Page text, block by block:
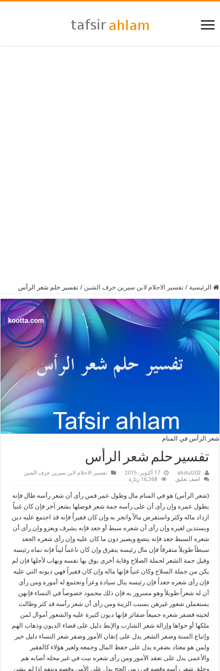
الرئيسية / تفسير الاحلام لابن سيرين حرف الشين / تفسير حلم شعر الرأس
شعر الرأس في المنام
تفسير حلم شعر الرأس
abdul202 17 أكتوبر، 2015
تفسير الاحلام لابن سيرين حرف الشين
اضف تعليق
16,368 زيارة
(شعر الرأس) هو في المنام مال وطول عمر فمن رأى أن شعر رأسه طال فإنه
يطول عمره وإن رأى أن على رأسه جمة شعر فوصلها بشعر آخر فإن كان غنياً
ازداد ماله وكثر واستقرض مالاً واتجر به وإن كان فقيراً فإنه قد اجتمع عليه دين
ويستدين لغيره وإن رأى أن شعره سبط أو جعد فإنه يشرف ويعزو وإن رأى أن
شعره السبط جعد فإنه يتضع ويصير دون ما كان عليه وإن رأى شعره الجعد
سبطاً طويلاً متفرقاً فإن مال رئيسه يتفرق وإن كان ناعماً ليناً فإنه نماه رئيسه
وقيل جمة الشعر لحملة الصلاح وقاية أخرى يوق بها نفسه ويهاب لأجلها فإن لم
يكن من جملة السلاح وكان غنياً فإنها ماله وإن كان فقيراً فهي ديونه التي عليه
فإن رأى شعره جعداً فإن رئيسه ينال سيادة وعزاً وتجتمع له أموره ومن رأى
أن له شعراً طويلاً وهو مسرور به فإن ذلك محمود خصوصاً في النساء فإنهن
يستعملن شعور غيرهن بسبب الزينة ومن رأى أن شعر رأسه قد كثر وطالت
لحيته فضفر شعره جميعاً ضفائر فإنها ديون كثيرة عليه والشعور أموال لمن
ملكها أو حواها وإزالة شعر الشارب والإبط دليل على قضاء الديون وذهاب الهم
وإتباع السنة وضفر الشعر يدل على إتقان الأمور وضفر شعر النساء دليل خير
ولمن هو معتاد بضفره يدل على حفظ المال وجمعه ولغير هؤلاء كالفقير
والأعمى يدل على تعقد الأمور ومن رأى شعره نبت في غير محله أصابه هم
وحلق شعر رأسه وقصه في زمن الحج يدل على الأمن وقصه ونتفه إذا لم يشن